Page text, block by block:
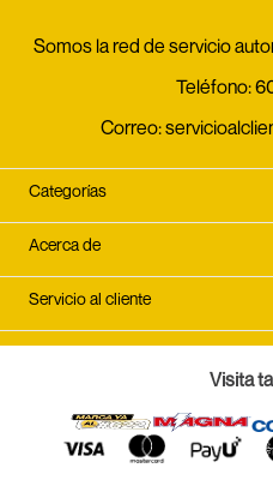
Somos la red de servicio
Teléfono:
Correo:
Categorías
Acerca de
Servicio al cliente
Visita